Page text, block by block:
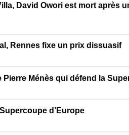
David Owori est mort après
Rennes fixe un prix dissuasif
Pierre Ménès qui défend la
d’Europe